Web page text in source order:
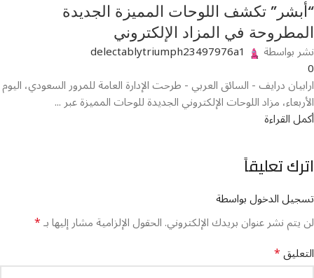
“أبشر” تكشف اللوحات المميزة الجديدة
المطروحة في المزاد الإلكتروني
نشر بواسطة delectablytriumph23497976a1
0
ارابيان درايف - السائق العربي - طرحت الإدارة العامة للمرور السعودي، اليوم
الأربعاء، مزاد اللوحات الإلكتروني الجديدة للوحات المميزة عبر ...
أكمل القراءة
اترك تعليقاً
تسجيل الدخول بواسطة
لن يتم نشر عنوان بريدك الإلكتروني.الحقول الإلزامية مشار إليها بـ*
التعليق*